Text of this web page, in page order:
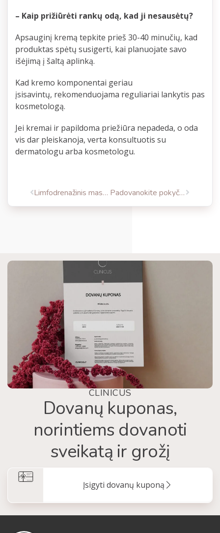
– Kaip prižiūrėti rankų odą, kad ji nesausėtų?
Apsauginį kremą tepkite prieš 30-40 minučių, kad
produktas spėtų susigerti, kai planuojate savo
išėjimą į šaltą aplinką.
Kad kremo komponentai geriau
įsisavintų, rekomenduojama reguliariai lankytis pas
kosmetologą.
Jei kremai ir papildoma priežiūra nepadeda, o oda
vis dar pleiskanoja, verta konsultuotis su
dermatologu arba kosmetologu.
Limfodrenažinis masažas aparatu (presoterapija) Padovanokite pokyčius sau ir kitiems!
CLINICUS
Dovanų kuponas,
norintiems dovanoti
sveikatą ir grožį
Įsigyti dovanų kuponą